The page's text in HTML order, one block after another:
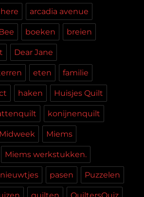
arcadia avenue
boeken breien
Dear Jane
eten familie
haken Huisjes Quilt
konijnenquilt
Midweek Miems
Miems werkstukken.
nieuwtjes pasen Puzzelen